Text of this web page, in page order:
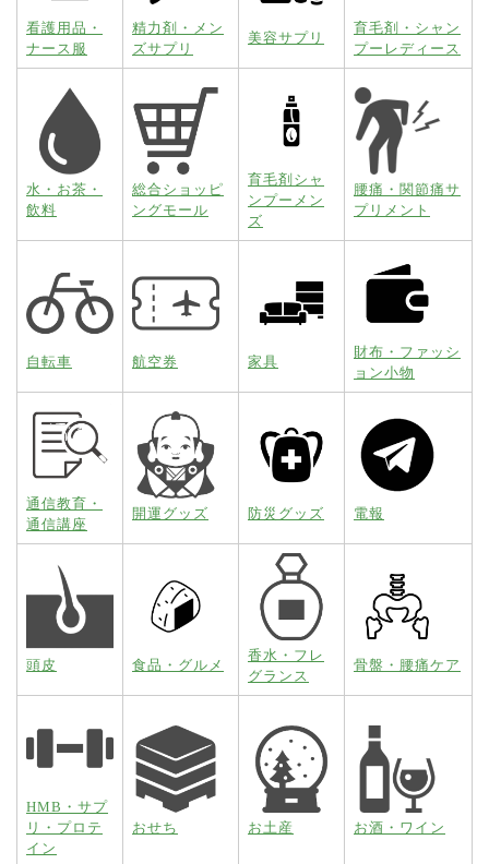
看護用品・
ナース服
精力剤・メン
ズサプリ
美容サプリ
育毛剤・シャン
プーレディース
水・お茶・
飲料
総合ショッピ
ングモール
育毛剤シャ
ンプーメン
ズ
腰痛・関節痛サ
プリメント
自転車 航空券 家具
財布・ファッシ
ョン小物
通信教育・
通信講座
開運グッズ 防災グッズ 電報
頭皮 食品・グルメ
香水・フレ
グランス
骨盤・腰痛ケア
HMB・サプ
リ・プロテ
イン
おせち お土産 お酒・ワイン